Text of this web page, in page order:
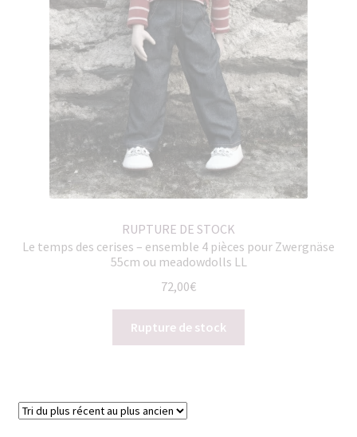
RUPTURE DE STOCK
Le temps des cerises – ensemble 4 pièces pour Zwergnäse
55cm ou meadowdolls LL
72,00€
Rupture de stock